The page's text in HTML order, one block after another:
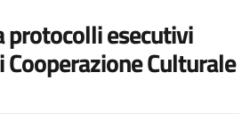
protocolli esecutivi
Cooperazione Culturale